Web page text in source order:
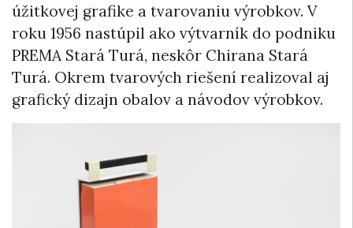
úžitkovej grafike a tvarovaniu výrobkov. V
roku 1956 nastúpil ako výtvarník do podniku
PREMA Stará Turá, neskôr Chirana Stará
Turá. Okrem tvarových riešení realizoval aj
grafický dizajn obalov a návodov výrobkov.